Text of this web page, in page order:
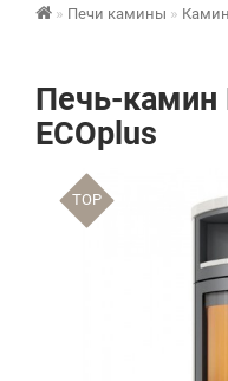
Печи камины
Печь-камин
ECOplus
TOP